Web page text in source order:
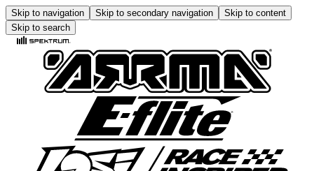
Skip to navigation Skip to secondary navigation
Skip to content
Skip to search